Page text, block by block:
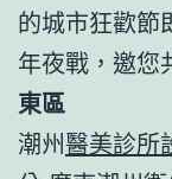
的城市狂歡節
年夜戰，邀您
東區
潮州醫美診所